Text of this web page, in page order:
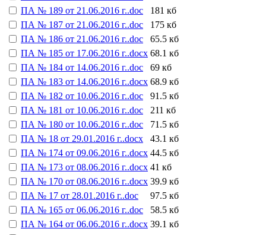
ПА № 189 от 21.06.2016 г..doc
181 кб
ПА № 187 от 21.06.2016 г..doc
175 кб
ПА № 186 от 21.06.2016 г..doc
65.5 кб
ПА № 185 от 17.06.2016 г..docx 68.1 кб
ПА № 184 от 14.06.2016 г..doc
69 кб
ПА № 183 от 14.06.2016 г..docx 68.9 кб
ПА № 182 от 10.06.2016 г..doc
91.5 кб
ПА № 181 от 10.06.2016 г..doc
211 кб
ПА № 180 от 10.06.2016 г..doc
71.5 кб
ПА № 18 от 29.01.2016 г..docx
43.1 кб
ПА № 174 от 09.06.2016 г..docx 44.5 кб
ПА № 173 от 08.06.2016 г..docx 41 кб
ПА № 170 от 08.06.2016 г..docx 39.9 кб
ПА № 17 от 28.01.2016 г..doc
97.5 кб
ПА № 165 от 06.06.2016 г..doc
58.5 кб
ПА № 164 от 06.06.2016 г..docx 39.1 кб